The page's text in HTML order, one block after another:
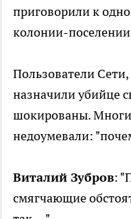
приговорили к
колонии-
Пользователи
назначили убийце
шокированы.
недоумевали:
Виталий Зубров:
смягчающие